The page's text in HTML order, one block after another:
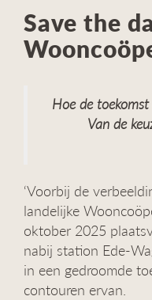
Save the
Hoe de
Van de
‘Voorbij de
landelijke
oktober 2025
nabij station Ede-
in een gedroomde
contouren ervan.